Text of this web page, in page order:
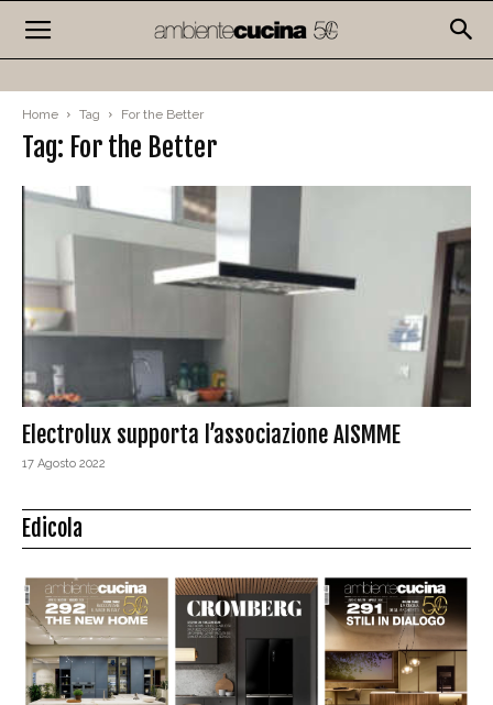
Home Tag For the Better
Tag: For the Better
Electrolux supporta l’associazione AISMME
17 Agosto 2022
Edicola